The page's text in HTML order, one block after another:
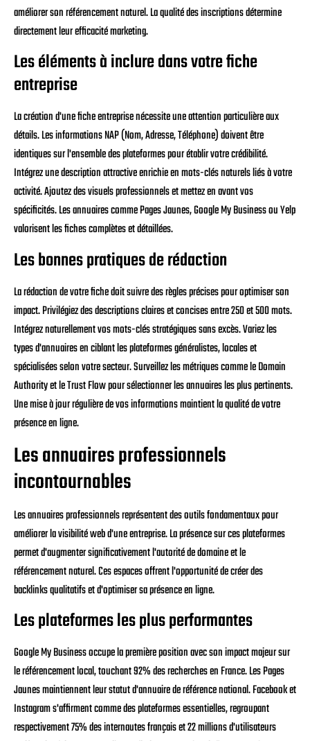
améliorer son référencement naturel. La qualité des inscriptions détermine
directement leur efficacité marketing.
Les éléments à inclure dans votre fiche
entreprise
La création d'une fiche entreprise nécessite une attention particulière aux
détails. Les informations NAP (Nom, Adresse, Téléphone) doivent être
identiques sur l'ensemble des plateformes pour établir votre crédibilité.
Intégrez une description attractive enrichie en mots-clés naturels liés à votre
activité. Ajoutez des visuels professionnels et mettez en avant vos
spécificités. Les annuaires comme Pages Jaunes, Google My Business ou Yelp
valorisent les fiches complètes et détaillées.
Les bonnes pratiques de rédaction
La rédaction de votre fiche doit suivre des règles précises pour optimiser son
impact. Privilégiez des descriptions claires et concises entre 250 et 500 mots.
Intégrez naturellement vos mots-clés stratégiques sans excès. Variez les
types d'annuaires en ciblant les plateformes généralistes, locales et
spécialisées selon votre secteur. Surveillez les métriques comme le Domain
Authority et le Trust Flow pour sélectionner les annuaires les plus pertinents.
Une mise à jour régulière de vos informations maintient la qualité de votre
présence en ligne.
Les annuaires professionnels
incontournables
Les annuaires professionnels représentent des outils fondamentaux pour
améliorer la visibilité web d'une entreprise. La présence sur ces plateformes
permet d'augmenter significativement l'autorité de domaine et le
référencement naturel. Ces espaces offrent l'opportunité de créer des
backlinks qualitatifs et d'optimiser sa présence en ligne.
Les plateformes les plus performantes
Google My Business occupe la première position avec son impact majeur sur
le référencement local, touchant 92% des recherches en France. Les Pages
Jaunes maintiennent leur statut d'annuaire de référence national. Facebook et
Instagram s'affirment comme des plateformes essentielles, regroupant
respectivement 75% des internautes français et 22 millions d'utilisateurs